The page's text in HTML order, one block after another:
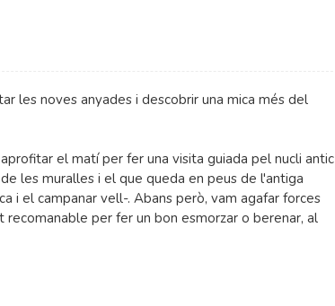
les noves anyades i descobrir una mica més del
el matí per fer una visita guiada pel nucli antic
les muralles i el que queda en peus de l'antiga
i el campanar vell-. Abans però, vam agafar forces
recomanable per fer un bon esmorzar o berenar, al